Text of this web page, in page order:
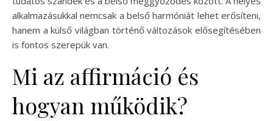
alkalmazásukkal nemcsak a belső harmóniát lehet erősíteni,
hanem a külső világban történő változások elősegítésében
is fontos szerepük van.
Mi az affirmáció és
hogyan működik?